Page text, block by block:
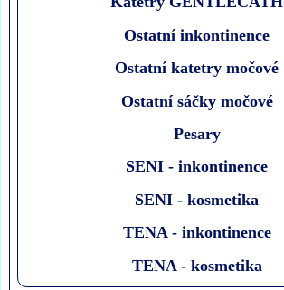
Ostatní inkontinence
Ostatní katetry močové
Ostatní sáčky močové
Pesary
SENI - inkontinence
SENI - kosmetika
TENA - inkontinence
TENA - kosmetika